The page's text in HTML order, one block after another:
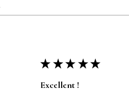
★ ★ ★ ★ ★
Excellent !